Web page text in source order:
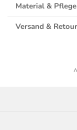
Material & Pflege
Versand &